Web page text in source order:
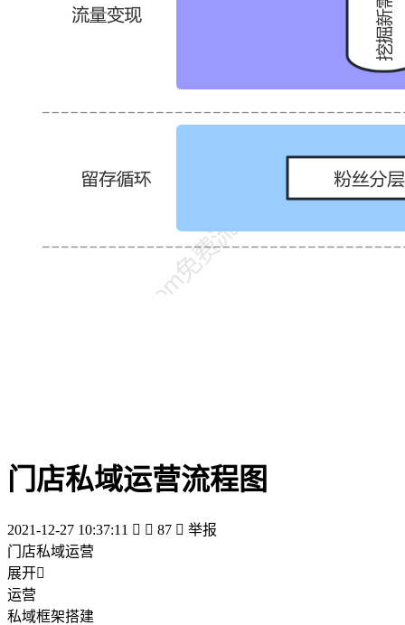
门店私域运营流程图
2021-12-27 10:37:11   87  举报
门店私域运营
展开
运营
私域框架搭建